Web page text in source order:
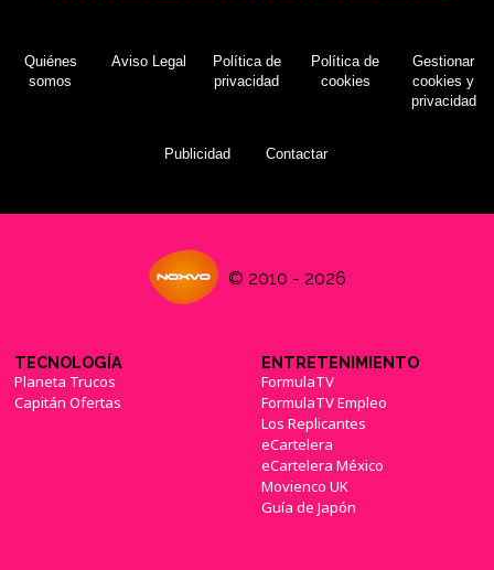
Quiénes
somos
Aviso Legal
Política de
privacidad
Política de
cookies
Gestionar
cookies y
privacidad
Publicidad Contactar
© 2010 - 2026
TECNOLOGÍA
Planeta Trucos
Capitán Ofertas
ENTRETENIMIENTO
FormulaTV
FormulaTV Empleo
Los Replicantes
eCartelera
eCartelera México
Movienco UK
Guía de Japón